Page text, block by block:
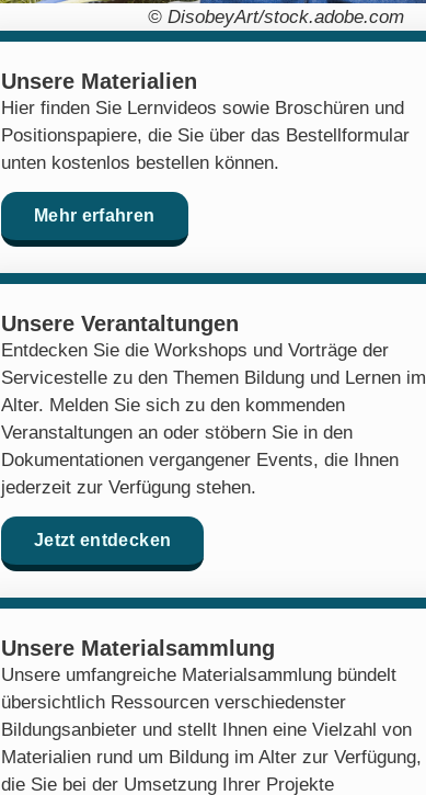
© DisobeyArt/stock.adobe.com
Unsere Materialien
Hier finden Sie Lernvideos sowie Broschüren und
Positionspapiere, die Sie über das Bestellformular
unten kostenlos bestellen können.
Mehr erfahren
Unsere Verantaltungen
Entdecken Sie die Workshops und Vorträge der
Servicestelle zu den Themen Bildung und Lernen im
Alter. Melden Sie sich zu den kommenden
Veranstaltungen an oder stöbern Sie in den
Dokumentationen vergangener Events, die Ihnen
jederzeit zur Verfügung stehen.
Jetzt entdecken
Unsere Materialsammlung
Unsere umfangreiche Materialsammlung bündelt
übersichtlich Ressourcen verschiedenster
Bildungsanbieter und stellt Ihnen eine Vielzahl von
Materialien rund um Bildung im Alter zur Verfügung,
die Sie bei der Umsetzung Ihrer Projekte